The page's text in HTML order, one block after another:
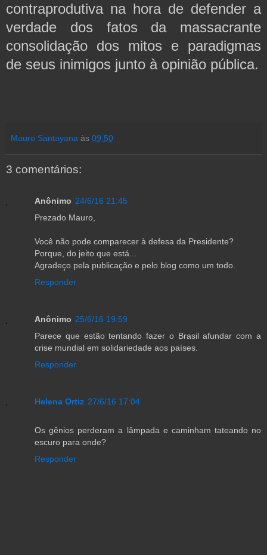
contraprodutiva na hora de defender a
verdade dos fatos da massacrante
consolidação dos mitos e paradigmas
de seus inimigos junto à opinião pública.
Mauro Santayana às 09:50
3 comentários:
Anônimo 24/6/16 21:45
Prezado Mauro,
Você não pode comparecer à defesa da Presidente?
Porque, do jeito que está...
Agradeço pela publicação e pelo blog como um todo.
Responder
Anônimo 25/6/16 19:59
Parece que estão tentando fazer o Brasil afundar com a
crise mundial em solidariedade aos países.
Responder
Helena Ortiz 27/6/16 17:04
Os gênios perderam a lâmpada e caminham tateando no
escuro para onde?
Responder